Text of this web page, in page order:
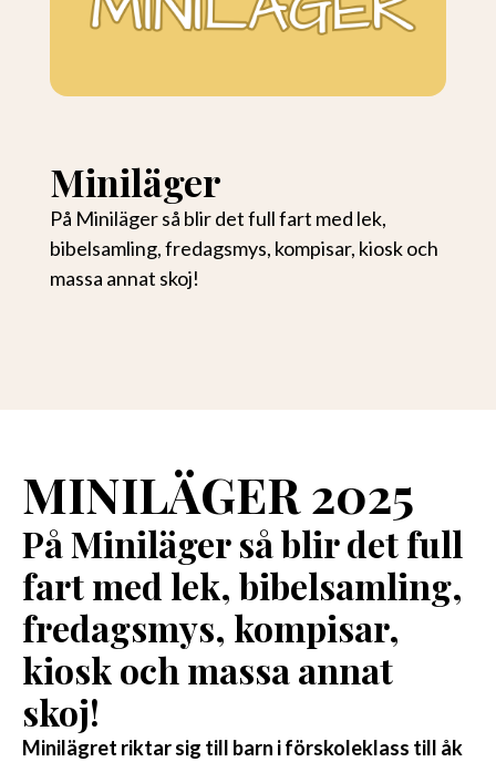
Miniläger
På Miniläger så blir det full fart med lek,
bibelsamling, fredagsmys, kompisar, kiosk och
massa annat skoj!
MINILÄGER 2025
På Miniläger så blir det full
fart med lek, bibelsamling,
fredagsmys, kompisar,
kiosk och massa annat
skoj!
Minilägret riktar sig till barn i förskoleklass till åk